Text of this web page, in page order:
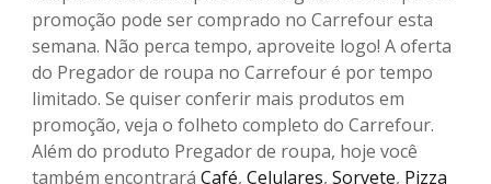
promoção pode ser comprado no Carrefour esta
semana. Não perca tempo, aproveite logo! A oferta
do Pregador de roupa no Carrefour é por tempo
limitado. Se quiser conferir mais produtos em
promoção, veja o folheto completo do Carrefour.
Além do produto Pregador de roupa, hoje você
também encontrará Café, Celulares, Sorvete, Pizza